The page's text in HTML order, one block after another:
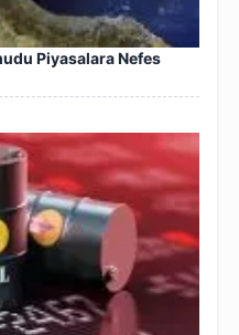
Piyasalara Nefes